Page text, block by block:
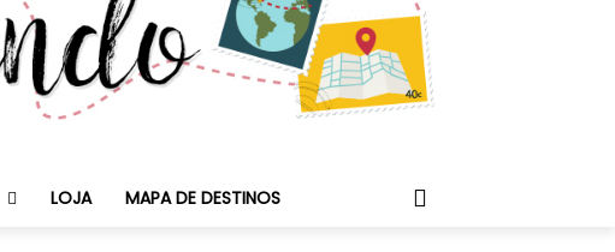
LOJA MAPA DE DESTINOS